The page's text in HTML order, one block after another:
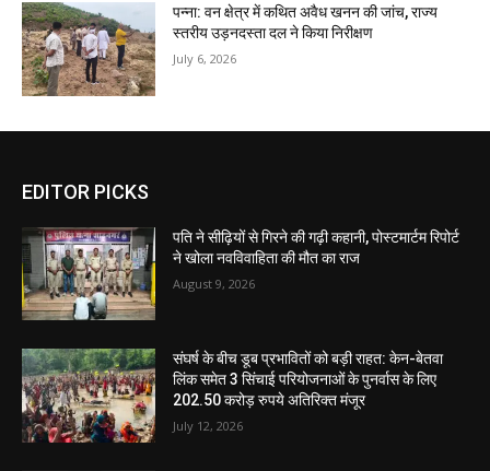
पन्ना: वन क्षेत्र में कथित अवैध खनन की जांच, राज्य
स्तरीय उड़नदस्ता दल ने किया निरीक्षण
July 6, 2026
EDITOR PICKS
पति ने सीढ़ियों से गिरने की गढ़ी कहानी, पोस्टमार्टम रिपोर्ट
ने खोला नवविवाहिता की मौत का राज
August 9, 2026
संघर्ष के बीच डूब प्रभावितों को बड़ी राहत: केन-बेतवा
लिंक समेत 3 सिंचाई परियोजनाओं के पुनर्वास के लिए
202.50 करोड़ रुपये अतिरिक्त मंजूर
July 12, 2026